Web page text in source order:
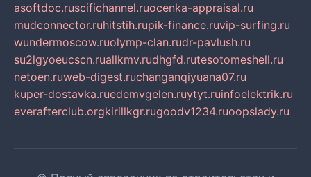
asoftdoc.ruscifichannel.ruocenka-appraisal.ru
mudconnector.ruhitstih.rupik-finance.ruvip-surfing.ru
wundermoscow.ruolymp-clan.rudr-pavlush.ru
su2lgyoeucscn.ruallkmv.rudhgfd.rutesotomeshell.ru
netoen.ruweb-digest.ruchanganqiyuana07.ru
kuper-dostavka.ruedemvgelen.ruytyt.ruinfoelektrik.ru
everafterclub.orgkirillkgr.rugoodv1234.ruoopslady.ru